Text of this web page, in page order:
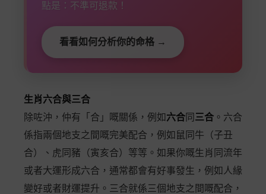
點是：不準可退款！
看看如何分析你的命格 →
生肖六合與三合
除咗沖，仲有「合」嘅關係，例如 六合 同 三合 。六合
係指兩個地支之間嘅完美配合，例如鼠同牛（子丑
合）、虎同豬（寅亥合）等等。如果你嘅生肖同流年
或者大運形成六合，通常都會有好事發生，例如人緣
變好或者財運提升。三合就係三個地支之間嘅配合，